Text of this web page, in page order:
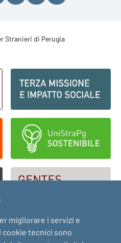
Stranieri di Perugia
migliorare i servizi e
cookie tecnici sono